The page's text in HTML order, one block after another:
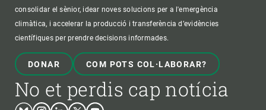
consolidar el sènior, idear noves solucions per a l'emergència
climàtica, i accelerar la producció i transferència d’evidències
científiques per prendre decisions informades.
DONAR COM POTS COL·LABORAR?
No et perdis cap notícia
BlueskyInstagram
LinkedinTwitterYoutube